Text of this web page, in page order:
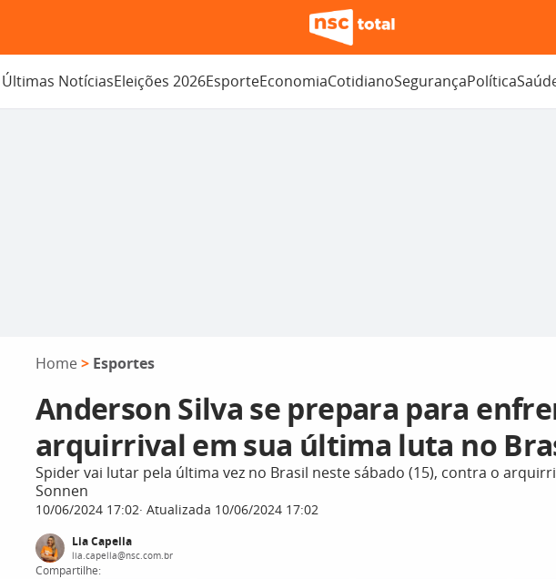
Últimas NotíciasEleições 2026EsporteEconomiaCotidianoSegurançaPolítica
Home > Esportes
Anderson Silva se prepara para
arquirrival em sua última luta no
Spider vai lutar pela última vez no Brasil neste sábado (15), contra o
Sonnen
10/06/2024 17:02 Atualizada 10/06/2024 17:02
Lia Capella
lia.capella@nsc.com.br
Compartilhe: